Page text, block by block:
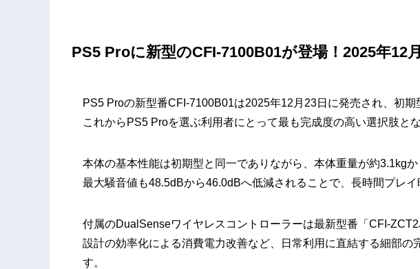
PS5 Proに新型のCFI-7100B01が登場！2025年12
PS5 Proの新型番CFI-7100B01は2025年12月23日に発売され、初期
これからPS5 Proを選ぶ利用者にとって最も完成度の高い選択肢とな
本体の基本性能は初期型と同一でありながら、本体重量が約3.1kg
最大騒音値も48.5dBから46.0dBへ低減されることで、長時間プレイ
付属のDualSenseワイヤレスコントローラーは最新型番「CFI-
設計の効率化による消費電力改善など、日常利用に直結する細部の
す。